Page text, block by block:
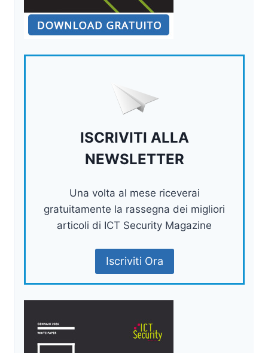
ISCRIVITI ALLA
NEWSLETTER
Una volta al mese riceverai
gratuitamente la rassegna dei migliori
articoli di ICT Security Magazine
Iscriviti Ora